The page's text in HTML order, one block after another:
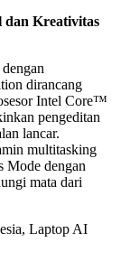
Kreativitas
dirancang
Intel Core™
pengeditan
lancar.
multitasking
Mode dengan
mata dari